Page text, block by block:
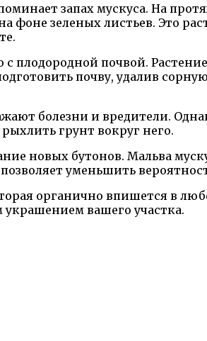
запах мускуса. На
фоне зеленых листьев. Это
почвой. Растение
почву, удалив
болезни и вредители.
грунт вокруг него.
новых бутонов. Мальва
уменьшить
органично впишется в
вашего участка.